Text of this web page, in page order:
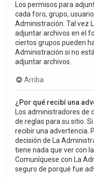
Los permisos para
cada foro, grupo,
Administración. Tal vez
adjuntar archivos en el
ciertos grupos pueden
Administración si no
adjuntar archivos.
Arriba
¿Por qué recibí una
Los administradores
de reglas para su sitio.
recibir una advertencia.
decisión de La
tiene nada que ver con
Comuníquese con La
seguro de porqué fue